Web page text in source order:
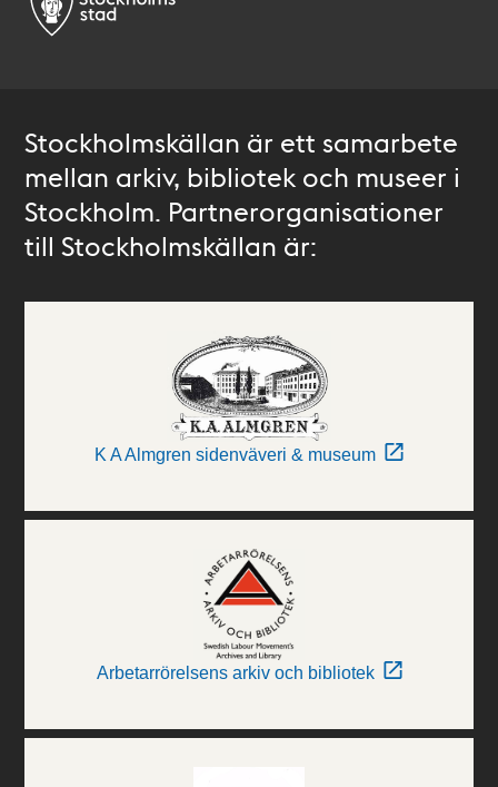
Stockholmskällan är ett samarbete
mellan arkiv, bibliotek och museer i
Stockholm. Partnerorganisationer
till Stockholmskällan är:
K A Almgren sidenväveri & museum
Arbetarrörelsens arkiv och bibliotek